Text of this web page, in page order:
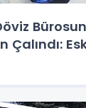
Çalındı: